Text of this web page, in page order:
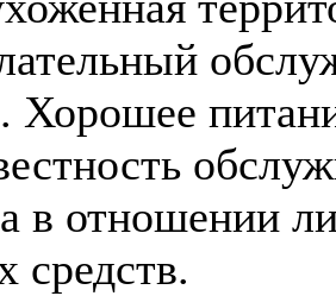
Хорошее
в отношении
средств.